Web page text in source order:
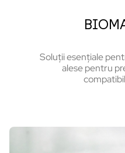
Soluții esențiale
alese pentru